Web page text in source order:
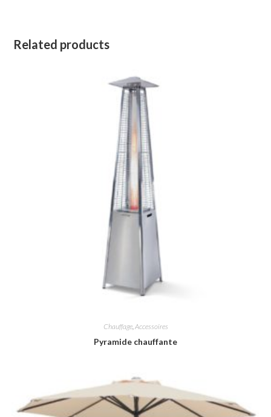
Related products
Chauffage,Accessoires
Pyramide chauffante